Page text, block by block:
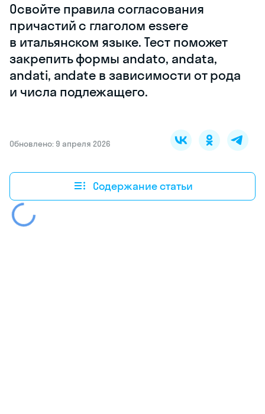
Освойте правила согласования
причастий с глаголом essere
в итальянском языке. Тест поможет
закрепить формы andato, andata,
andati, andate в зависимости от рода
и числа подлежащего.
Обновлено: 9 апреля 2026
Содержание статьи